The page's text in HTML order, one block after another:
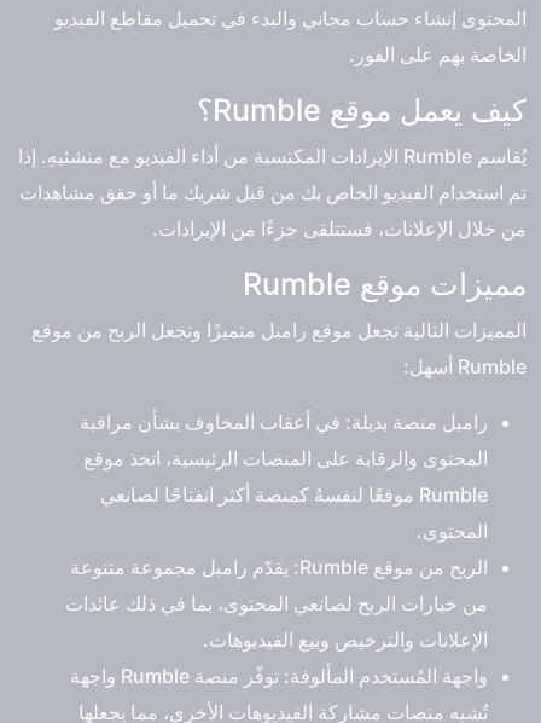
المحتوى إنشاء حساب مجاني والبدء في تحميل مقاطع الفيديو
الخاصة بهم على الفور.
كيف يعمل موقع Rumble؟
يُقاسم Rumble الإيرادات المكتسبة من أداء الفيديو مع منشئيهِ. إذا
تم استخدام الفيديو الخاص بك من قبل شريك ما أو حقق مشاهدات
من خلال الإعلانات، فستتلقى جزءًا من الإيرادات.
مميزات موقع Rumble
المميزات التالية تجعل موقع رامبل متميزًا وتجعل الربح من موقع
Rumble أسهل:
رامبل منصة بديلة: في أعقاب المخاوف بشأن مراقبة
المحتوى والرقابة على المنصات الرئيسية، اتخذ موقع
Rumble موقعًا لنفسهُ كمنصة أكثر انفتاحًا لصانعي
المحتوى.
الربح من موقع Rumble: يقدّم رامبل مجموعة متنوعة
من خيارات الربح لصانعي المحتوى، بما في ذلك عائدات
الإعلانات والترخيص وبيع الفيديوهات.
واجهة المُستخدم المألوفة: توفّر منصة Rumble واجهة
تُشبه منصات مشاركة الفيديوهات الأخرى، مما يجعلها